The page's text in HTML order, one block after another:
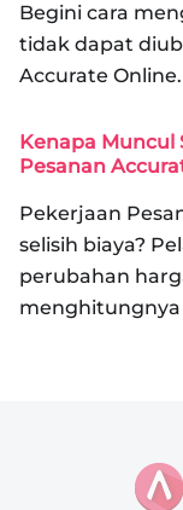
Begini cara
tidak dapat
Accurate
Kenapa Muncul
Pesanan
Pekerjaan
selisih biaya?
perubahan
menghitungnya